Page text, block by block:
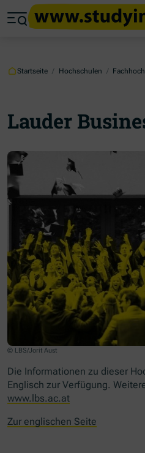
Zum Hauptinhalt springen
Zum Footer springen
Startseite / Hochschulen /
Lauder
© LBS/Jorit Aust
Die Informationen zu dieser
Englisch zur Verfügung.
www.lbs.ac.at
Zur englischen Seite